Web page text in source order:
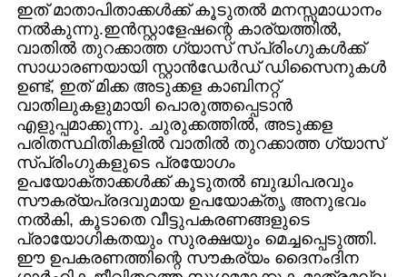
ഇത് മാതാപിതാക്കൾക്ക് കൂടുതൽ മനസ്സമാധാനം
നൽകുന്നു.ഇൻസ്റ്റാളേഷന്റെ കാര്യത്തിൽ,
വാതിൽ തുറക്കാത്ത ഗ്യാസ് സ്പ്രിംഗുകൾക്ക്
സാധാരണയായി സ്റ്റാൻഡേർഡ് ഡിസൈനുകൾ
ഉണ്ട്, ഇത് മിക്ക അടുക്കള കാബിനറ്റ്
വാതിലുകളുമായി പൊരുത്തപ്പെടാൻ
എളുപ്പമാക്കുന്നു. ചുരുക്കത്തിൽ, അടുക്കള
പരിതസ്ഥിതികളിൽ വാതിൽ തുറക്കാത്ത ഗ്യാസ്
സ്പ്രിംഗുകളുടെ പ്രയോഗം
ഉപയോക്താക്കൾക്ക് കൂടുതൽ ബുദ്ധിപരവും
സൗകര്യപ്രദവുമായ ഉപയോക്തൃ അനുഭവം
നൽകി, കൂടാതെ വീട്ടുപകരണങ്ങളുടെ
പ്രായോഗികതയും സുരക്ഷയും മെച്ചപ്പെടുത്തി.
ഈ ഉപകരണത്തിന്റെ സൗകര്യം ദൈനംദിന